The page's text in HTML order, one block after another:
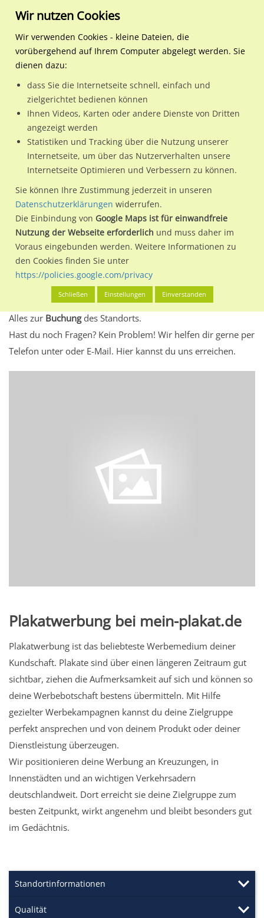
Regionale Plakatwerbung
Mecklenburg-
Lübz, Stadt
Marienstr. 32 VS
Marienstr. 32 VS
19386 / Lübz, Stadt
Nutze günstige Werbemöglichkeiten am Standort Marienstr.
32 VS in Lübz, Stadt.
Wir erheben für jede unserer Werbeflächen individuelle und
aktuelleStandortinformationenundLeistungswerte. Damit
kannst du dich schon vor der Buchung im Detail über den
Standort, seine Reichweite und Werbewirkung sowie
eventuelle Beschränkungen in den zugelassenen
Werbeinhalten informieren.
Alles klar? Dann findest du direkt im unteren Teil dieser Seite
Alles zur Buchungdes Standorts.
Hast du noch Fragen? Kein Problem! Wir helfen dir gerne per
Telefon unter oder E-Mail. Hier kannst du uns erreichen.
Plakatwerbung bei mein-plakat.de
Plakatwerbung ist das beliebteste Werbemedium deiner
Kundschaft. Plakate sind über einen längeren Zeitraum gut
sichtbar, ziehen die Aufmerksamkeit auf sich und können so
deine Werbebotschaft bestens übermitteln. Mit Hilfe
gezielter Werbekampagnen kannst du deine Zielgruppe
perfekt ansprechen und von deinem Produkt oder deiner
Dienstleistung überzeugen.
Wir positionieren deine Werbung an Kreuzungen, in
Innenstädten und an wichtigen Verkehrsadern
deutschlandweit. Dort erreicht sie deine Zielgruppe zum
besten Zeitpunkt, wirkt angenehm und bleibt besonders gut
im Gedächtnis.
Standortinformationen
Qualität
Wir nutzen Cookies
Wir verwenden Cookies - kleine Dateien, die
vorübergehend auf Ihrem Computer abgelegt werden. Sie
dienen dazu:
dass Sie die Internetseite schnell, einfach und
zielgerichtet bedienen können
Ihnen Videos, Karten oder andere Dienste von Dritten
angezeigt werden
Statistiken und Tracking über die Nutzung unserer
Internetseite, um über das Nutzerverhalten unsere
Internetseite Optimieren und Verbessern zu können.
Sie können Ihre Zustimmung jederzeit in unseren
Datenschutzerklärungen widerrufen.
Die Einbindung von Google Maps ist für einwandfreie
Nutzung der Webseite erforderlich und muss daher im
Voraus eingebunden werden. Weitere Informationen zu
den Cookies finden Sie unter
https://policies.google.com/privacy
Schließen Einstellungen Einverstanden